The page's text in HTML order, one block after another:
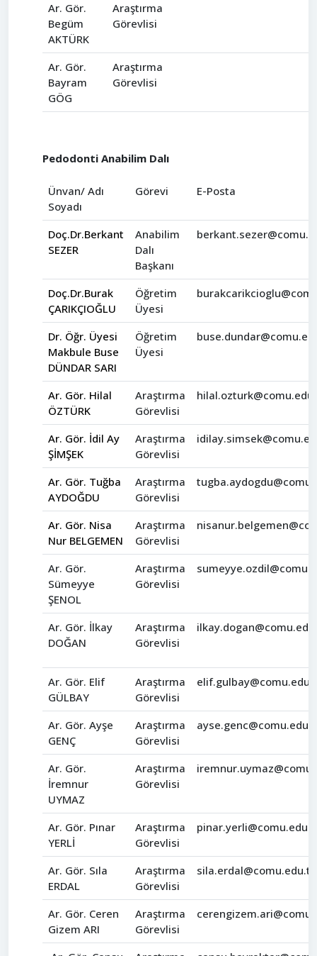
Ar. Gör.
Begüm
AKTÜRK
Araştırma
Görevlisi
Ar. Gör.
Bayram
GÖG
Araştırma
Görevlisi
Pedodonti Anabilim Dalı
Ünvan/ Adı
Soyadı
Görevi E-Posta
Doç.Dr.Berkant
SEZER
Anabilim
Dalı
Başkanı
Doç.Dr.Burak
ÇARIKÇIOĞLU
Öğretim
Üyesi
Dr. Öğr. Üyesi
Makbule Buse
DÜNDAR SARI
Öğretim
Üyesi
Ar. Gör. Hilal
ÖZTÜRK
Araştırma
Görevlisi
Ar. Gör. İdil Ay
ŞİMŞEK
Araştırma
Görevlisi
Ar. Gör. Tuğba
AYDOĞDU
Araştırma
Görevlisi
Ar. Gör. Nisa
Nur BELGEMEN
Araştırma
Görevlisi
Ar. Gör.
Sümeyye
ŞENOL
Araştırma
Görevlisi
Ar. Gör. İlkay
DOĞAN
Araştırma
Görevlisi
Ar. Gör. Elif
GÜLBAY
Araştırma
Görevlisi
Ar. Gör. Ayşe
GENÇ
Araştırma
Görevlisi
Ar. Gör.
İremnur
UYMAZ
Araştırma
Görevlisi
Ar. Gör. Pınar
YERLİ
Araştırma
Görevlisi
Ar. Gör. Sıla
ERDAL
Araştırma
Görevlisi
sila.erdal@comu.edu.tr
Ar. Gör. Ceren
Gizem ARI
Araştırma
Görevlisi